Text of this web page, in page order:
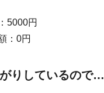
5000円
：0円
りしているので…